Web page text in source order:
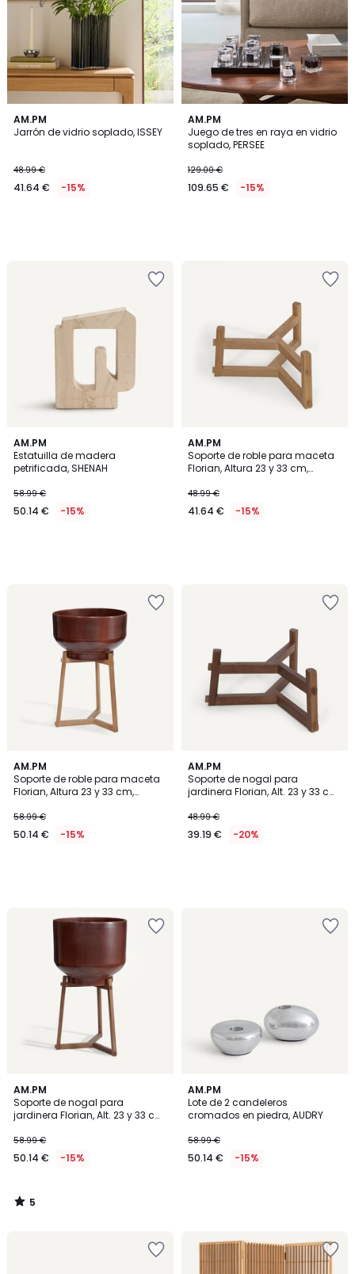
AM.PM
Jarrón de vidrio soplado, ISSEY
48.99 €
41.64 € -15%
AM.PM
Juego de tres en raya en vidrio
soplado, PERSEE
129.00 €
109.65 € -15%
AM.PM
Estatuilla de madera
petrificada, SHENAH
58.99 €
50.14 € -15%
AM.PM
Soporte de roble para maceta
Florian, Altura 23 y 33 cm,
48.99 €
41.64 € -15%
AM.PM
Soporte de roble para maceta
Florian, Altura 23 y 33 cm,
58.99 €
50.14 € -15%
AM.PM
Soporte de nogal para
jardinera Florian, Alt. 23 y 33 cm,
48.99 €
39.19 € -20%
AM.PM
Soporte de nogal para
jardinera Florian, Alt. 23 y 33 cm,
58.99 €
50.14 € -15%
5
/
5
5
/
AM.PM
Lote de 2 candeleros
cromados en piedra, AUDRY
58.99 €
50.14 € -15%